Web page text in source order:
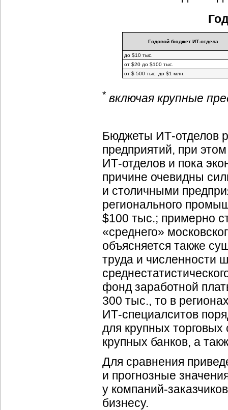
Годовой бюджет ИТ-отдела
до $10 тыс.
от $20 до $100 тыс.
от $ 500 тыс. до $1 млн.
* включая крупные
Бюджеты ИТ-отделов
предприятий, при
ИТ-отделов и пока
причине очевидны
и столичными
регионального
$100 тыс.; примерно
«среднего»
объясняется также
труда и численности
фонд заработной
300 тыс., то в
ИТ-специалситов
для крупных
крупных банков, а
Для сравнения
и прогнозные
у компаний-
бизнесу.